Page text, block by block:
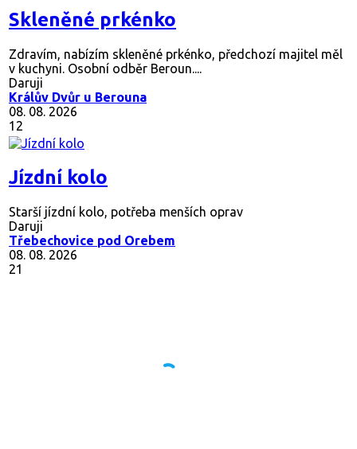
Skleněné prkénko
Zdravím, nabízím skleněné prkénko, předchozí majitel měl
v kuchyni. Osobní odběr Beroun....
Daruji
Králův Dvůr u Berouna
08. 08. 2026
12
Jízdní kolo
Starší jízdní kolo, potřeba menších oprav
Daruji
Třebechovice pod Orebem
08. 08. 2026
21